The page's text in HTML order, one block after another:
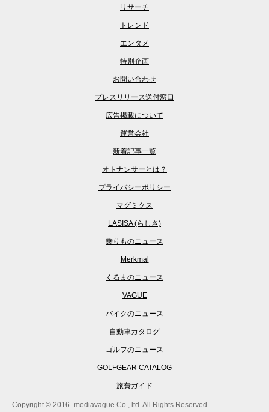
リサーチ
トレンド
エンタメ
特別企画
お問い合わせ
プレスリリース送付窓口
広告掲載について
運営会社
新着記事一覧
オトナンサーとは？
プライバシーポリシー
マグミクス
LASISA (らしさ)
乗りものニュース
Merkmal
くるまのニュース
VAGUE
バイクのニュース
自動車カタログ
ゴルフのニュース
GOLFGEAR CATALOG
旅費ガイド
Copyright © 2016- mediavague Co., ltd. All Rights Reserved.